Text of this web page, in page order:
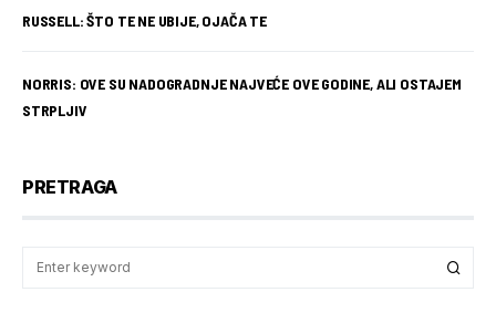
RUSSELL: ŠTO TE NE UBIJE, OJAČA TE
NORRIS: OVE SU NADOGRADNJE NAJVEĆE OVE GODINE, ALI OSTAJEM
STRPLJIV
PRETRAGA